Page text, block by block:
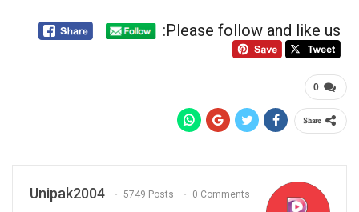
Please follow and like us:
0
Share
Unipak2004 5749 Posts 0 Comments